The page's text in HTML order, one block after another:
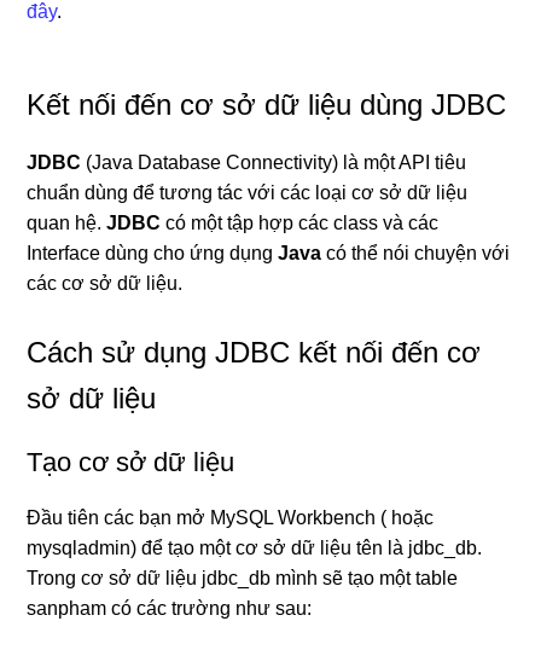
đây.
Kết nối đến cơ sở dữ liệu dùng JDBC
JDBC (Java Database Connectivity) là một API tiêu
chuẩn dùng để tương tác với các loại cơ sở dữ liệu
quan hệ.JDBC có một tập hợp các class và các
Interface dùng cho ứng dụngJava có thể nói chuyện với
các cơ sở dữ liệu.
Cách sử dụng JDBC kết nối đến cơ
sở dữ liệu
Tạo cơ sở dữ liệu
Đầu tiên các bạn mở MySQL Workbench ( hoặc
mysqladmin) để tạo một cơ sở dữ liệu tên là jdbc_db.
Trong cơ sở dữ liệu jdbc_db mình sẽ tạo một table
sanpham có các trường như sau: